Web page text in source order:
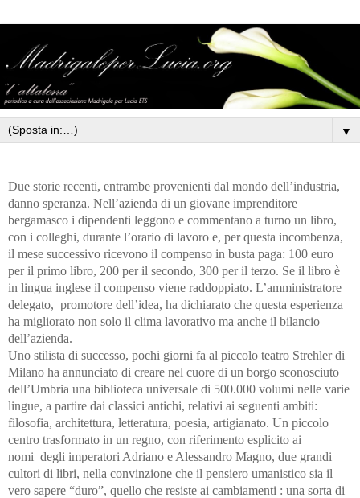
▼
Due storie recenti, entrambe provenienti dal mondo dell’industria,
danno speranza. Nell’azienda di un giovane imprenditore
bergamasco i dipendenti leggono e commentano a turno un libro,
con i colleghi, durante l’orario di lavoro e, per questa incombenza,
il mese successivo ricevono il compenso in busta paga: 100 euro
per il primo libro, 200 per il secondo, 300 per il terzo. Se il libro è
in lingua inglese il compenso viene raddoppiato. L’amministratore
delegato, promotore dell’idea, ha dichiarato che questa esperienza
ha migliorato non solo il clima lavorativo ma anche il bilancio
dell’azienda.
Uno stilista di successo, pochi giorni fa al piccolo teatro Strehler di
Milano ha annunciato di creare nel cuore di un borgo sconosciuto
dell’Umbria una biblioteca universale di 500.000 volumi nelle varie
lingue, a partire dai classici antichi, relativi ai seguenti ambiti:
filosofia, architettura, letteratura, poesia, artigianato. Un piccolo
centro trasformato in un regno, con riferimento esplicito ai
nomi degli imperatori Adriano e Alessandro Magno, due grandi
cultori di libri, nella convinzione che il pensiero umanistico sia il
vero sapere “duro”, quello che resiste ai cambiamenti : una sorta di